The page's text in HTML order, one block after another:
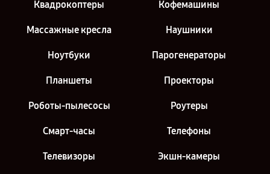
Ремонт робота-пылесоса Xiaomi Viomi Internet Robot Vacuum
Cleaner VXRS01 в г. Санкт-Петербург
Квадрокоптеры Кофемашины
Массажные кресла Наушники
Ноутбуки Парогенераторы
Планшеты Проекторы
Роботы-пылесосы Роутеры
Смарт-часы Телефоны
Телевизоры Экшн-камеры